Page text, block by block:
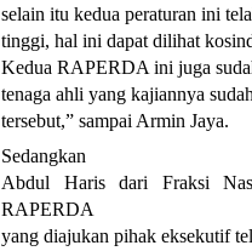
selain itu kedua peraturan ini
tinggi, hal ini dapat dilihat
Kedua RAPERDA ini juga
tenaga ahli yang kajiannya
tersebut,” sampai Armin Jaya.
Sedangkan
Abdul Haris dari Fraksi
RAPERDA
yang diajukan pihak eksekutif